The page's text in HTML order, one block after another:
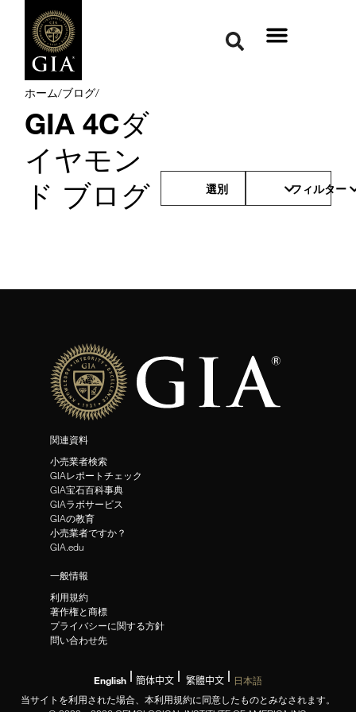
ホーム/ブログ/
GIA 4Cダ
イヤモン
ド ブログ
選別 フィルター
関連資料
小売業者検索
GIAレポートチェック
GIA宝石百科事典
GIAラボサービス
GIAの教育
小売業者ですか？
GIA.edu
一般情報
利用規約
著作権と商標
プライバシーに関する方針
問い合わせ先
English 簡体中文 繁體中文
日本語
当サイトを利用された場合、本利用規約に同意したものとみなされます。